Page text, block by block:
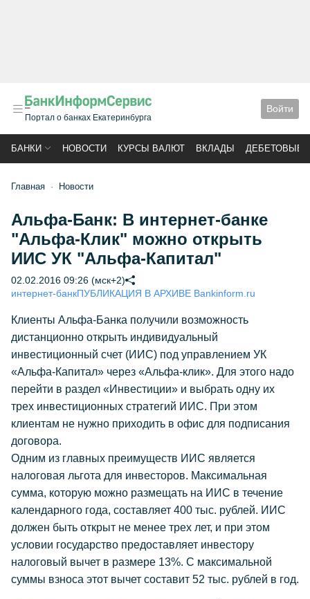
Портал о банках Екатеринбурга
Войти
БАНКИ НОВОСТИ КУРСЫ ВАЛЮТ ВКЛАДЫ ДЕБЕТОВЫЕ
Главная Новости
Альфа-Банк: В интернет-банке
"Альфа-Клик" можно открыть
ИИС УК "Альфа-Капитал"
02.02.2016 09:26 (мск+2)
интернет-банкПУБЛИКАЦИЯ В АРХИВЕ Bankinform.ru
Клиенты Альфа-Банка получили возможность
дистанционно открыть индивидуальный
инвестиционный счет (ИИС) под управлением УК
«Альфа-Капитал» через «Альфа-клик». Для этого надо
перейти в раздел «Инвестиции» и выбрать одну их
трех инвестиционных стратегий ИИС. При этом
клиентам не нужно приходить в офис для подписания
договора.
Одним из главных преимуществ ИИС является
налоговая льгота для инвесторов. Максимальная
сумма, которую можно размещать на ИИС в течение
календарного года, составляет 400 тыс. рублей. ИИС
должен быть открыт не менее трех лет, и при этом
условии государство предоставляет инвестору
налоговый вычет в размере 13%. С максимальной
суммы взноса этот вычет составит 52 тыс. рублей в год.